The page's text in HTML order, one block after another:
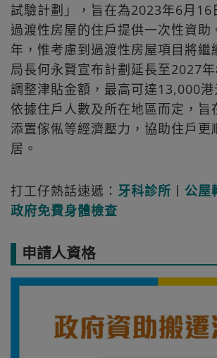
試驗計劃」，旨在為2023年6月16
過渡性房屋的住戶提供一次性資助
年，惟考慮到過渡性房屋項目將繼
局長何永賢宣布計劃延長至2027
調整津貼金額，最高可達13,000
依據住戶人數及所在地區而定，旨
添置傢俬等經濟壓力，協助住戶更
居。
打工仔熱話速遞： 牙科診所 丨 公屋
政府免費身體檢查
申請人資格